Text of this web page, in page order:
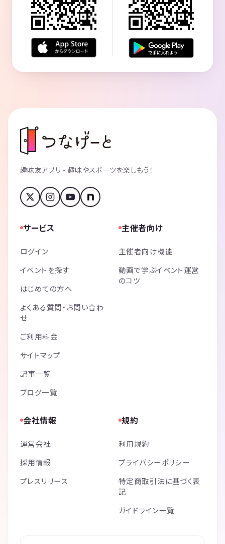
趣味友アプリ - 趣味やスポーツを楽しもう！
サービス
ログイン
イベントを探す
はじめての方へ
よくある質問・お問い合わ
せ
ご利用料金
サイトマップ
記事一覧
ブログ一覧
主催者向け
主催者向け機能
動画で学ぶイベント運営
のコツ
会社情報
運営会社
採用情報
プレスリリース
規約
利用規約
プライバシーポリシー
特定商取引法に基づく表
記
ガイドライン一覧